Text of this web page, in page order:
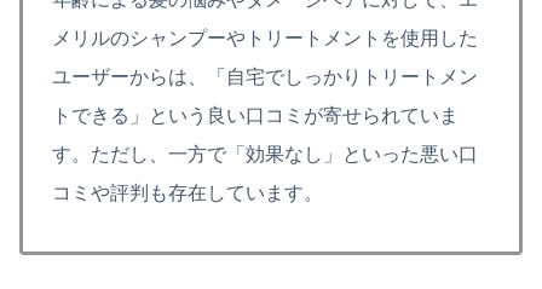
メリルのシャンプーやトリートメントを使用した
ユーザーからは、「自宅でしっかりトリートメン
トできる」という良い口コミが寄せられていま
す。ただし、一方で「効果なし」といった悪い口
コミや評判も存在しています。